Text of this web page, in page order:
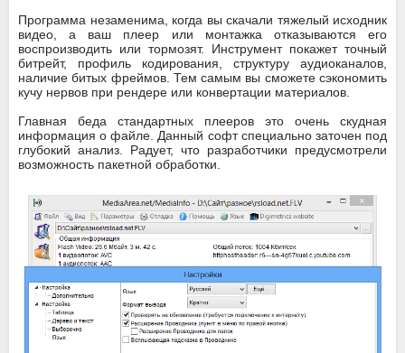
Программа незаменима, когда вы скачали тяжелый исходник
видео, а ваш плеер или монтажка отказываются его
воспроизводить или тормозят. Инструмент покажет точный
битрейт, профиль кодирования, структуру аудиоканалов,
наличие битых фреймов. Тем самым вы сможете сэкономить
кучу нервов при рендере или конвертации материалов.
Главная беда стандартных плееров это очень скудная
информация о файле. Данный софт специально заточен под
глубокий анализ. Радует, что разработчики предусмотрели
возможность пакетной обработки.